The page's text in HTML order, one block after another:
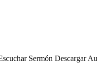
Sermón Descargar